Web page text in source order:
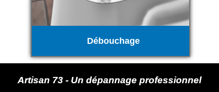
Débouchage
Artisan 73 - Un dépannage professionnel